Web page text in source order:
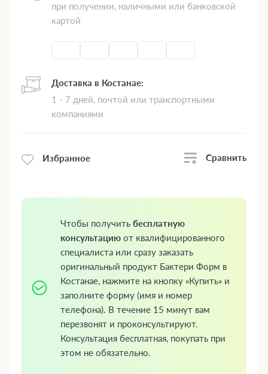
при получении, наличными или банковской
картой
Доставка в Костанае:
1 - 7 дней, почтой или транспортными
компаниями
Избранное Сравнить
Чтобы получить бесплатную
консультацию от квалифицированного
специалиста или сразу заказать
оригинальный продукт Бактери Форм в
Костанае, нажмите на кнопку «Купить» и
заполните форму (имя и номер
телефона). В течение 15 минут вам
перезвонят и проконсультируют.
Консультация бесплатная, покупать при
этом не обязательно.